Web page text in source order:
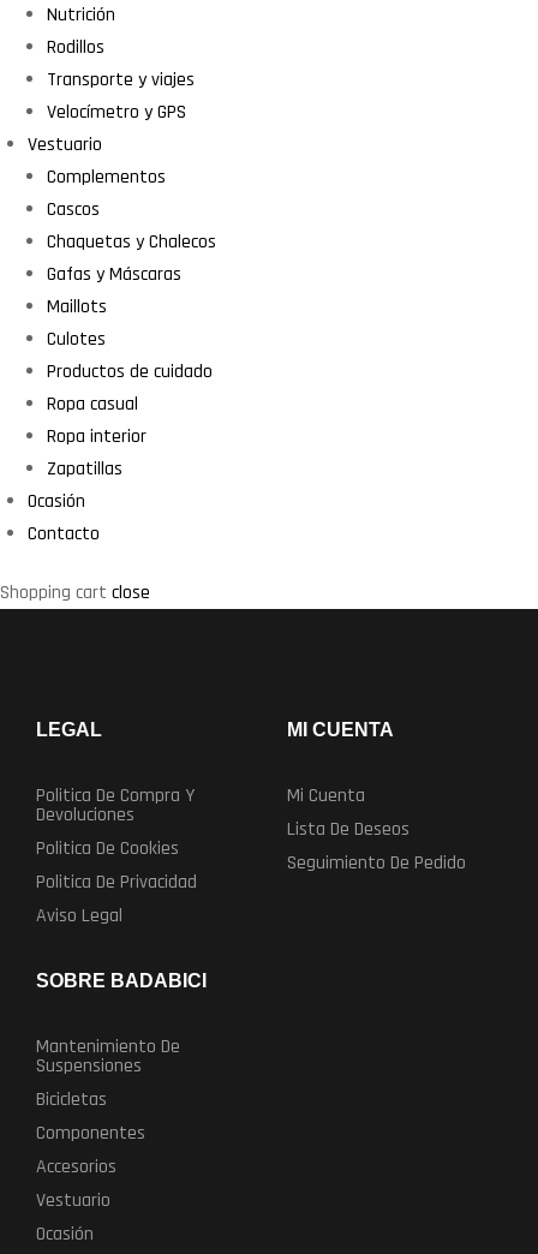
Nutrición
Rodillos
Transporte y viajes
Velocímetro y GPS
Vestuario
Complementos
Cascos
Chaquetas y Chalecos
Gafas y Máscaras
Maillots
Culotes
Productos de cuidado
Ropa casual
Ropa interior
Zapatillas
Ocasión
Contacto
Shopping cart close
LEGAL
Politica De Compra Y
Devoluciones
Politica De Cookies
Politica De Privacidad
Aviso Legal
MI CUENTA
Mi Cuenta
Lista De Deseos
Seguimiento De Pedido
SOBRE BADABICI
Mantenimiento De
Suspensiones
Bicicletas
Componentes
Accesorios
Vestuario
Ocasión